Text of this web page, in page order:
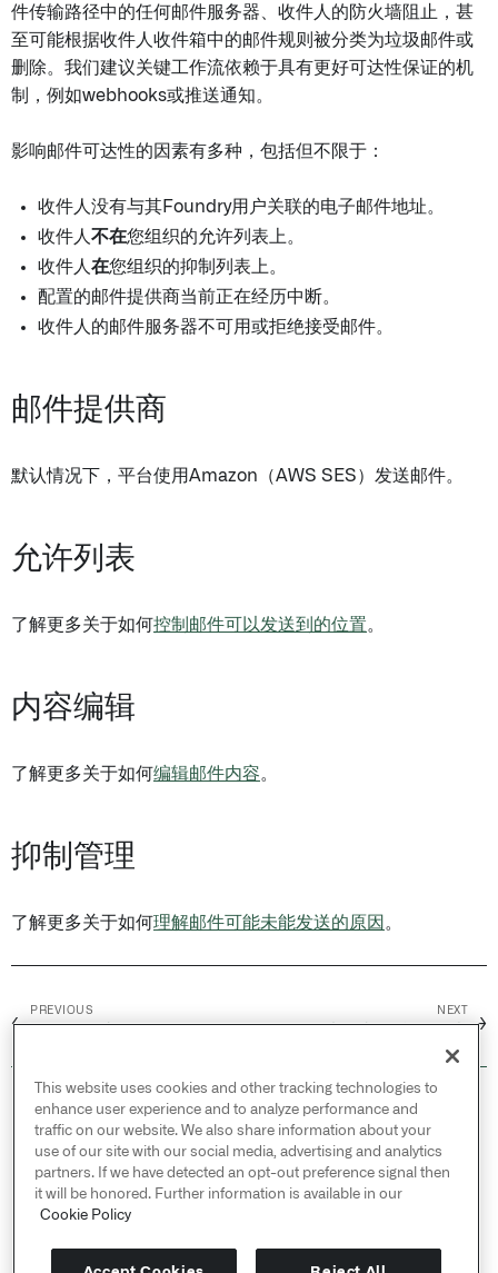
件传输路径中的任何邮件服务器、收件人的防火墙阻止，甚
至可能根据收件人收件箱中的邮件规则被分类为垃圾邮件或
删除。我们建议关键工作流依赖于具有更好可达性保证的机
制，例如webhooks或推送通知。
影响邮件可达性的因素有多种，包括但不限于：
收件人没有与其Foundry用户关联的电子邮件地址。
收件人 不在您组织的允许列表上。
收件人 在您组织的抑制列表上。
配置的邮件提供商当前正在经历中断。
收件人的邮件服务器不可用或拒绝接受邮件。
邮件提供商
默认情况下，平台使用Amazon（AWS SES）发送邮件。
允许列表
了解更多关于如何控制邮件可以发送到的位置。
内容编辑
了解更多关于如何编辑邮件内容。
抑制管理
了解更多关于如何理解邮件可能未能发送的原因 。
←
PREVIOUS NEXT
→
© 2026 Palantir Technologies Inc. All rights
reserved.
Cookies Statement ↗
Privacy Statement ↗
Terms of Use ↗
Do Not Sell or Share My Personal Information
This website uses cookies and other tracking technologies to
enhance user experience and to analyze performance and
traffic on our website. We also share information about your
use of our site with our social media, advertising and analytics
partners. If we have detected an opt-out preference signal then
it will be honored. Further information is available in our
Cookie Policy